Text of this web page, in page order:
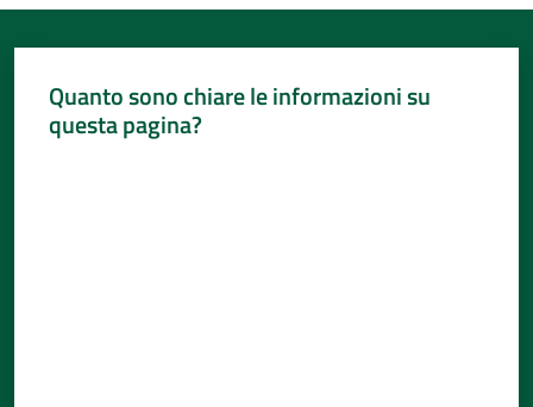
Quanto sono chiare le informazioni su
questa pagina?